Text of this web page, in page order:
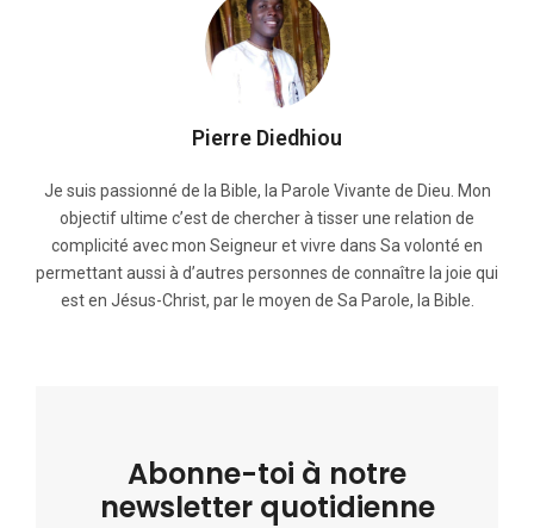
Pierre Diedhiou
Je suis passionné de la Bible, la Parole Vivante de Dieu. Mon
objectif ultime c’est de chercher à tisser une relation de
complicité avec mon Seigneur et vivre dans Sa volonté en
permettant aussi à d’autres personnes de connaître la joie qui
est en Jésus-Christ, par le moyen de Sa Parole, la Bible.
Abonne-toi à notre
newsletter quotidienne